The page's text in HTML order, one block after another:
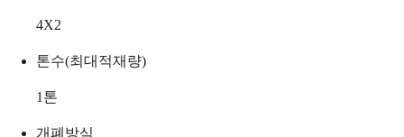
4X2
톤수(최대적재량)
1 톤
개폐방식